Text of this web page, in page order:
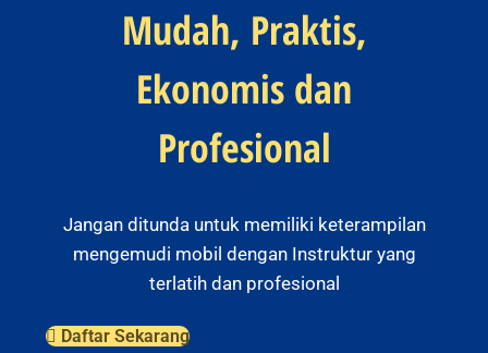
Mudah, Praktis,
Ekonomis dan
Profesional
Jangan ditunda untuk memiliki keterampilan
mengemudi mobil dengan Instruktur yang
terlatih dan profesional
Daftar Sekarang